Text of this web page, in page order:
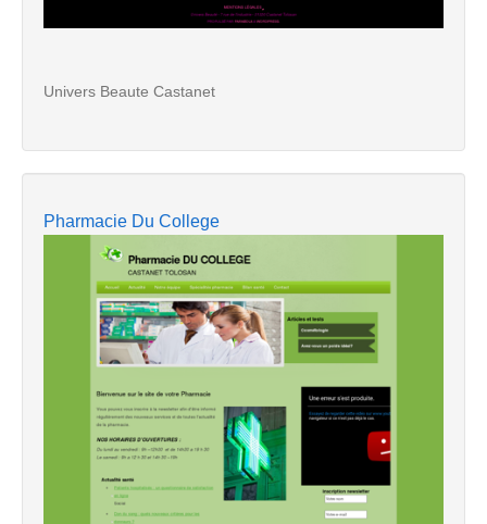
Univers Beaute Castanet
Pharmacie Du College